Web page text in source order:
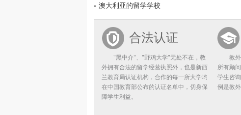
澳大利亚的留学学校
合法认证
"黑中介"、"野鸡大学"无处不在，教
外拥有合法的留学经营执照外，也是新西
兰教育局认证机构，合作的每一所大学均
在中国教育部公布的认证名单中，切身保
障学生利益。
教外
所有顾
学生咨
例是教